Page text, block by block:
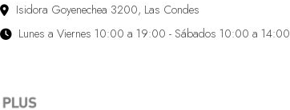
Isidora Goyenechea 3200, Las Condes
Lunes a Viernes 10:00 a 19:00 - Sábados 10:00 a 14:00